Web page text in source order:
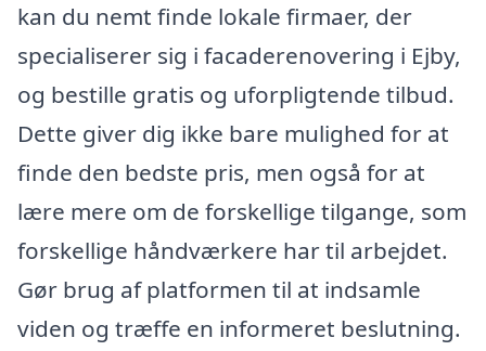
kan du nemt finde lokale firmaer, der
specialiserer sig i facaderenovering i Ejby,
og bestille gratis og uforpligtende tilbud.
Dette giver dig ikke bare mulighed for at
finde den bedste pris, men også for at
lære mere om de forskellige tilgange, som
forskellige håndværkere har til arbejdet.
Gør brug af platformen til at indsamle
viden og træffe en informeret beslutning.